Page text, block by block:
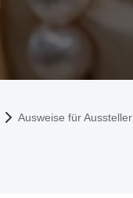
Ausweise für Aussteller